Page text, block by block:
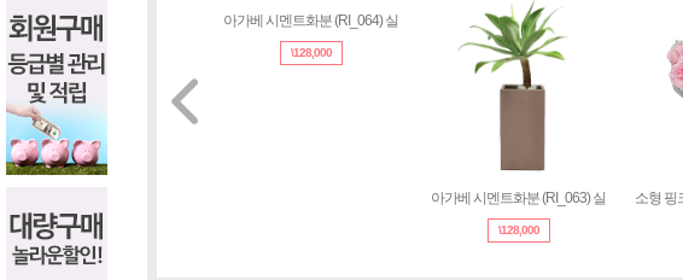
아가베 시멘트화분 (RI_063) 실
\128,000
소형 핑